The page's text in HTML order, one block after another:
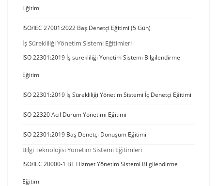
Eğitimi
ISO/IEC 27001:2022 Baş Denetçi Eğitimi (5 Gün)
İş Sürekliliği Yönetim Sistemi Eğitimleri
ISO 22301:2019 İş sürekliliği Yönetim Sistemi Bilgilendirme
Eğitimi
ISO 22301:2019 İş Sürekliliği Yönetim Sistemi İç Denetçi Eğitimi
ISO 22320 Acil Durum Yönetimi Eğitimi
ISO 22301:2019 Baş Denetçi Dönüşüm Eğitimi
Bilgi Teknolojisi Yönetim Sistemi Eğitimleri
ISO/IEC 20000-1 BT Hizmet Yönetim Sistemi Bilgilendirme
Eğitimi